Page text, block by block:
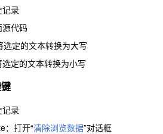
记录
代码
定的文本转换为大写
定的文本转换为小写
记录
：打开“清除浏览数据”对话框